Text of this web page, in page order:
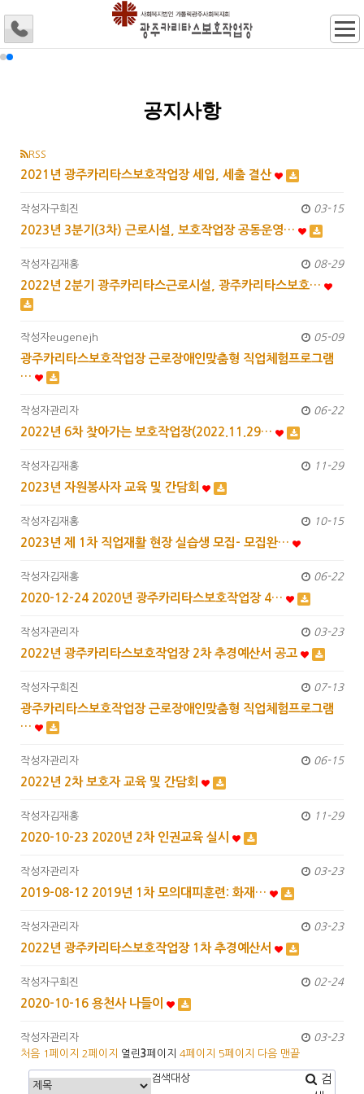
공지사항
RSS
2021년 광주카리타스보호작업장 세입, 세출 결산
작성자구희진 03-15
2023년 3분기(3차) 근로시설, 보호작업장 공동운영…
작성자김재홍 08-29
2022년 2분기 광주카리타스근로시설, 광주카리타스보호…
작성자eugenejh 05-09
광주카리타스보호작업장 근로장애인맞춤형 직업체험프로그램
…
작성자관리자 06-22
2022년 6차 찾아가는 보호작업장(2022.11.29…
작성자김재홍 11-29
2023년 자원봉사자 교육 및 간담회
작성자김재홍 10-15
2023년 제 1차 직업재활 현장 실습생 모집- 모집완…
작성자김재홍 06-22
2020-12-24 2020년 광주카리타스보호작업장 4…
작성자관리자 03-23
2022년 광주카리타스보호작업장 2차 추경예산서 공고
작성자구희진 07-13
광주카리타스보호작업장 근로장애인맞춤형 직업체험프로그램
…
작성자관리자 06-15
2022년 2차 보호자 교육 및 간담회
작성자김재홍 11-29
2020-10-23 2020년 2차 인권교육 실시
작성자관리자 03-23
2019-08-12 2019년 1차 모의대피훈련: 화재…
작성자관리자 03-23
2022년 광주카리타스보호작업장 1차 추경예산서
작성자구희진 02-24
2020-10-16 용천사 나들이
작성자관리자
03-23
처음 1 페이지 2페이지 열린 3페이지 4페이지 5페이지 다음 맨끝
검색대상
검